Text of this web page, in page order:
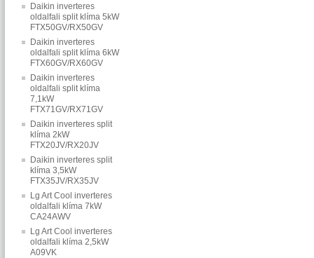
Daikin inverteres
oldalfali split klíma 5kW
FTX50GV/RX50GV
Daikin inverteres
oldalfali split klíma 6kW
FTX60GV/RX60GV
Daikin inverteres
oldalfali split klíma
7,1kW
FTX71GV/RX71GV
Daikin inverteres split
klíma 2kW
FTX20JV/RX20JV
Daikin inverteres split
klíma 3,5kW
FTX35JV/RX35JV
Lg Art Cool inverteres
oldalfali klíma 7kW
CA24AWV
Lg Art Cool inverteres
oldalfali klíma 2,5kW
A09VK